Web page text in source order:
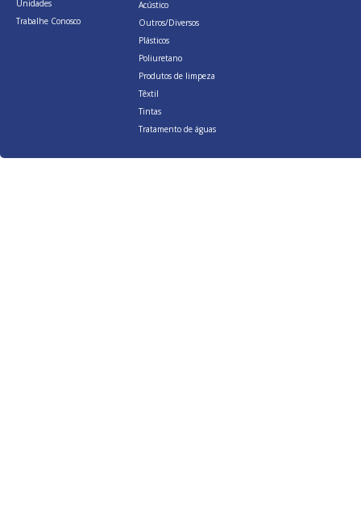
Unidades
Trabalhe Conosco
Acústico
Outros/Diversos
Plásticos
Poliuretano
Produtos de limpeza
Têxtil
Tintas
Tratamento de águas